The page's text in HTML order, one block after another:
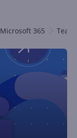
Microsoft 365